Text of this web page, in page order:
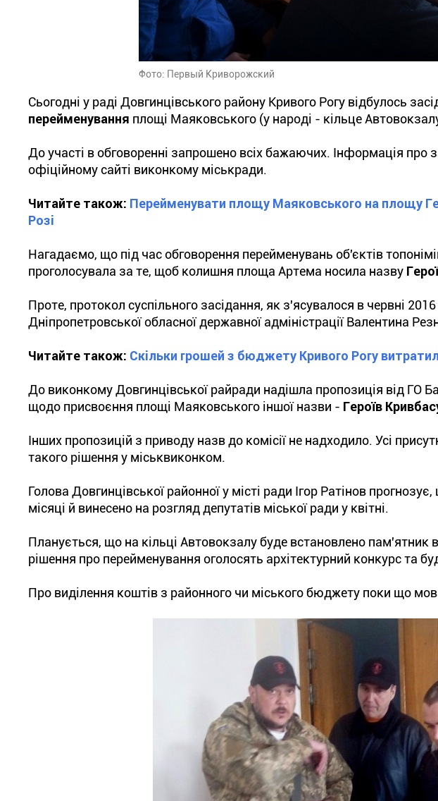
Фото: Первый Криворожский
Сьогодні у раді Довгинцівського району Кривого Рогу відбулось
перейменування площі Маяковського (у народі - кільце
До участі в обговоренні запрошено всіх бажаючих. Інформація про
офіційному сайті виконкому міськради.
Читайте також: Перейменувати площу Маяковського на площу
Розі
Нагадаємо, що під час обговорення перейменувань об'єктів
проголосувала за те, щоб колишня площа Артема носила назву
Проте, протокол суспільного засідання, як з'ясувалося в червні
Дніпропетровської обласної державної адміністрації Валентина
Читайте також: Скільки грошей з бюджету Кривого Рогу
До виконкому Довгинцівської райради надішла пропозиція від ГО
щодо присвоєння площі Маяковського іншої назви - Героїв
Інших пропозицій з приводу назв до комісії не надходило. Усі
такого рішення у міськвиконком.
Голова Довгинцівської районної у місті ради Ігор Ратінов
місяці й винесено на розгляд депутатів міської ради у квітні.
Планується, що на кільці Автовокзалу буде встановлено пам'ятник
рішення про перейменування оголосять архітектурний конкурс та
Про виділення коштів з районного чи міського бюджету поки що